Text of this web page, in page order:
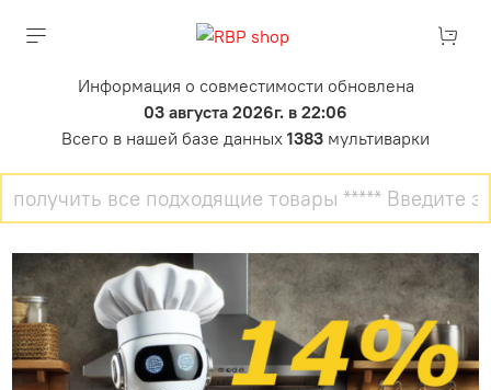
Информация о совместимости обновлена
03 августа 2026г. в 22:06
Всего в нашей базе данных 1383 мультиварки